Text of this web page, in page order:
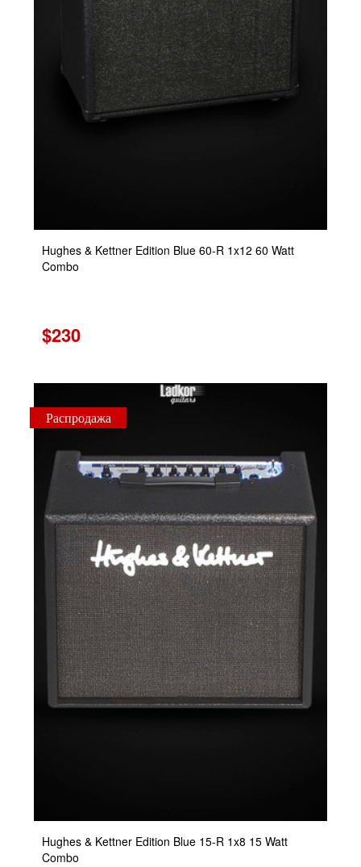
Hughes & Kettner Edition Blue 60-R 1x12 60 Watt
Combo
$230
Распродажа
Hughes & Kettner Edition Blue 15-R 1x8 15 Watt
Combo